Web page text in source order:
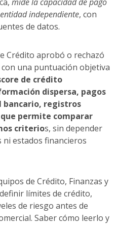
independiente, con
de datos.
Crédito aprobó o rechazó
una puntuación objetiva
de crédito
dispersa, pagos
bancario, registros
permite comparar
criterios, sin depender
estados financieros
de Crédito, Finanzas y
límites de crédito,
de riesgo antes de
Saber cómo leerlo y